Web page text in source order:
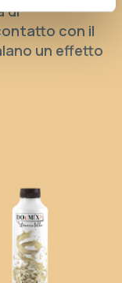
di
con il
un effetto